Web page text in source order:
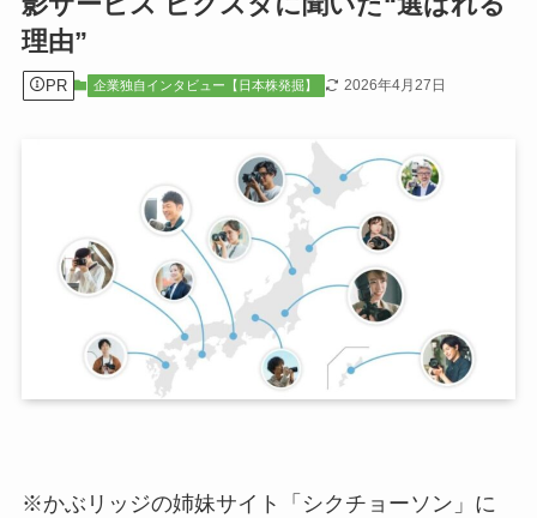
理由”
PR 企業独自インタビュー【日本株発掘】 2026年4月27日
※かぶリッジの姉妹サイト「シクチョーソン」に